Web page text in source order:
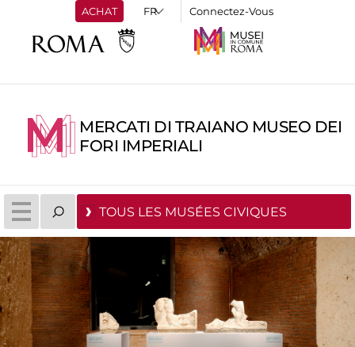
ACHAT Connectez-Vous
MERCATI DI TRAIANO MUSEO DEI
FORI IMPERIALI
TOUS LES MUSÉES CIVIQUES